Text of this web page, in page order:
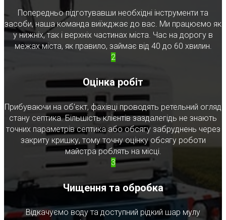
Попередньо підготувавши необхідні інструменти та
засоби, наша команда виїжджає до вас. Ми працюємо як
у нижніх, так і верхніх частинах міста. Час на дорогу в
межах міста, як правило, займає від 40 до 60 хвилин.
2
Оцінка робіт
Прибуваючи на об'єкт, фахівці проводять ретельний огляд
стану септика. Більшість клієнтів заздалегідь не знають
точних параметрів септика або обсягу забруднень через
закриту кришку, тому точну оцінку обсягу роботи
майстра роблять на місці.
3
Чищення та обробка
Відкачуємо воду та доступний рідкий шар мулу